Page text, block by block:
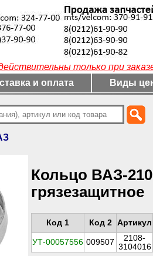
только при
и оплата Виды
Кольцо ВАЗ-
грязезащитное
Код 1 Код 2 Артикул
УТ-00057556 009507
2108-
3104016